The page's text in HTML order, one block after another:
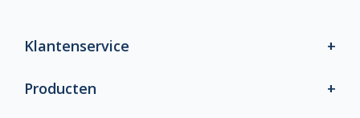
Klantenservice
Producten